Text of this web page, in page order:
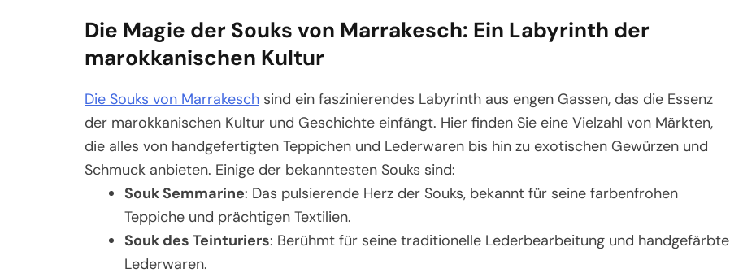
Die Magie der Souks von Marrakesch: Ein Labyrinth der
marokkanischen Kultur
Die Souks von Marrakesch sind ein faszinierendes Labyrinth aus engen Gassen, das die Essenz
der marokkanischen Kultur und Geschichte einfängt. Hier finden Sie eine Vielzahl von Märkten,
die alles von handgefertigten Teppichen und Lederwaren bis hin zu exotischen Gewürzen und
Schmuck anbieten. Einige der bekanntesten Souks sind:
Souk Semmarine: Das pulsierende Herz der Souks, bekannt für seine farbenfrohen
Teppiche und prächtigen Textilien.
Souk des Teinturiers: Berühmt für seine traditionelle Lederbearbeitung und handgefärbte
Lederwaren.